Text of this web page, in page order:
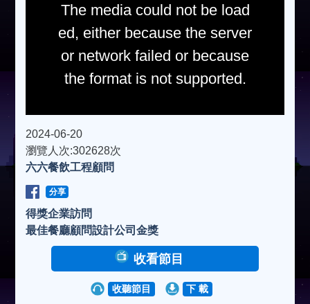
The media could not be load
ed, either because the server
or network failed or because
the format is not supported.
2024-06-20
瀏覽人次:302628次
六六餐飲工程顧問
分享
得獎企業訪問
最佳餐廳顧問設計公司金獎
收看節目
收聽節目 下 載